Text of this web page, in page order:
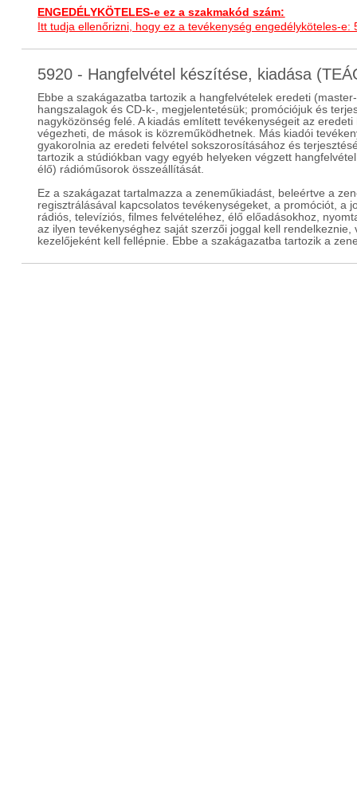
ENGEDÉLYKÖTELES-e ez a szakmakód szám:
Itt tudja ellenőrizni, hogy ez a tevékenység engedélyköteles-e:
5920 - Hangfelvétel készítése, kiadása
Ebbe a szakágazatba tartozik a hangfelvételek eredeti
hangszalagok és CD-k-, megjelentetésük; promóciójuk és
nagyközönség felé. A kiadás említett tevékenységeit az
végezheti, de mások is közreműködhetnek. Más kiadói
gyakorolnia az eredeti felvétel sokszorosításához és
tartozik a stúdiókban vagy egyéb helyeken végzett
élő) rádióműsorok összeállítását.
Ez a szakágazat tartalmazza a zeneműkiadást, beleértve a
regisztrálásával kapcsolatos tevékenységeket, a promóciót, a
rádiós, televíziós, filmes felvételéhez, élő előadásokhoz,
az ilyen tevékenységhez saját szerzői joggal kell
kezelőjeként kell fellépnie. Ebbe a szakágazatba tartozik a